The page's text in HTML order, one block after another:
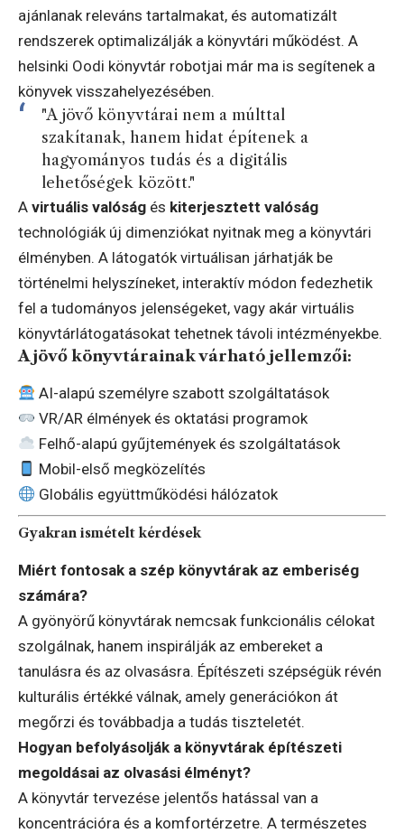
ajánlanak releváns tartalmakat, és automatizált
rendszerek optimalizálják a könyvtári működést. A
helsinki Oodi könyvtár robotjai már ma is segítenek a
könyvek visszahelyezésében.
"A jövő könyvtárai nem a múlttal
szakítanak, hanem hidat építenek a
hagyományos tudás és a digitális
lehetőségek között."
A virtuális valóság és kiterjesztett valóság
technológiák új dimenziókat nyitnak meg a könyvtári
élményben. A látogatók virtuálisan járhatják be
történelmi helyszíneket, interaktív módon fedezhetik
fel a tudományos jelenségeket, vagy akár virtuális
könyvtárlátogatásokat tehetnek távoli intézményekbe.
A jövő könyvtárainak várható jellemzői:
AI-alapú személyre szabott szolgáltatások
VR/AR élmények és oktatási programok
Felhő-alapú gyűjtemények és szolgáltatások
Mobil-első megközelítés
Globális együttműködési hálózatok
Gyakran ismételt kérdések
Miért fontosak a szép könyvtárak az emberiség
számára?
A gyönyörű könyvtárak nemcsak funkcionális célokat
szolgálnak, hanem inspirálják az embereket a
tanulásra és az olvasásra. Építészeti szépségük révén
kulturális értékké válnak, amely generációkon át
megőrzi és továbbadja a tudás tiszteletét.
Hogyan befolyásolják a könyvtárak építészeti
megoldásai az olvasási élményt?
A könyvtár tervezése jelentős hatással van a
koncentrációra és a komfortérzetre. A természetes